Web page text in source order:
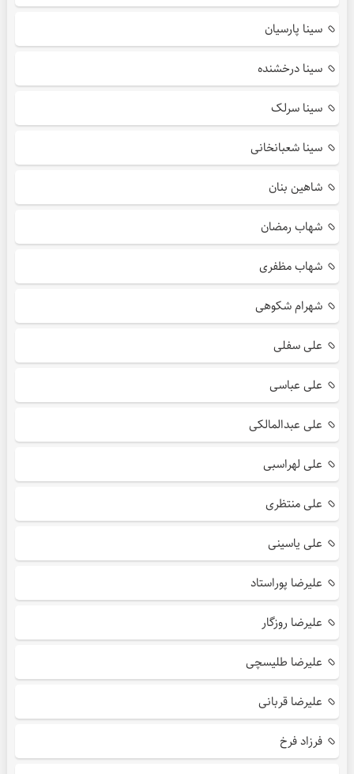
سینا پارسیان
سینا درخشنده
سینا سرلک
سینا شعبانخانی
شاهین بنان
شهاب رمضان
شهاب مظفری
شهرام شکوهی
علی سفلی
علی عباسی
علی عبدالمالکی
علی لهراسبی
علی منتظری
علی یاسینی
علیرضا پوراستاد
علیرضا روزگار
علیرضا طلیسچی
علیرضا قربانی
فرزاد فرخ